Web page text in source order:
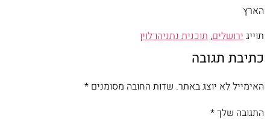
הארץ
תוייגירושלים,תוכנית נתניהו־לוין
כתיבת תגובה
האימייל לא יוצג באתר. שדות החובה מסומנים *
התגובה שלך*